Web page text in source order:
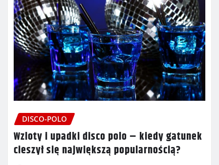
DISCO-POLO
Wzloty i upadki disco polo – kiedy gatunek
cieszył się największą popularnością?